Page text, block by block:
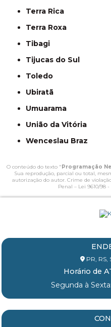
Terra Rica
Terra Roxa
Tibagi
Tijucas do Sul
Toledo
Ubiratã
Umuarama
União da Vitória
Wenceslau Braz
O conteúdo do texto "Programação
Sua reprodução, parcial ou total,
autorização do autor. Crime de
Penal – Lei 9610/98
PR, RS,
Horário de
Segunda à